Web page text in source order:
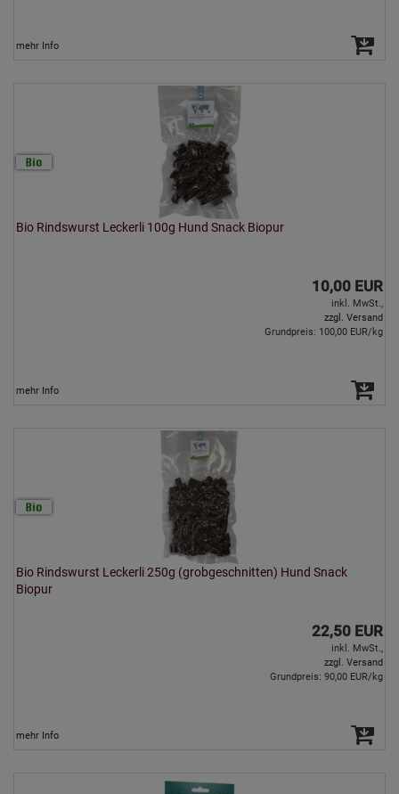
mehr Info
Bio Rindswurst Leckerli 100g Hund Snack Biopur
10,00 EUR
inkl. MwSt.,
zzgl. Versand
Grundpreis: 100,00 EUR/kg
mehr Info
Bio Rindswurst Leckerli 250g (grobgeschnitten) Hund Snack
Biopur
22,50 EUR
inkl. MwSt.,
zzgl. Versand
Grundpreis: 90,00 EUR/kg
mehr Info